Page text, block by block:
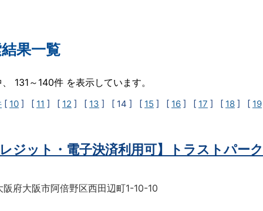
果一覧
131～140件 を表示しています。
[ 10 ] [ 11 ] [ 12 ] [ 13 ] [ 14 ] [ 15 ] [ 16 ] [ 17 ] [ 18 ] [ 19
レジット・電子決済利用可】トラストパー
阪府大阪市阿倍野区西田辺町1-10-10